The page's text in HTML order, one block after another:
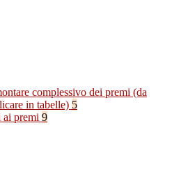
complessivo dei premi (da
in tabelle) 5
premi 9